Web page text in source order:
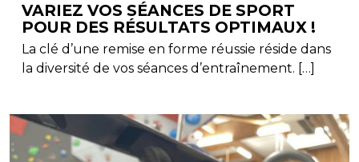
VARIEZ VOS SÉANCES DE SPORT
POUR DES RÉSULTATS OPTIMAUX !
La clé d’une remise en forme réussie réside dans
la diversité de vos séances d’entraînement. […]